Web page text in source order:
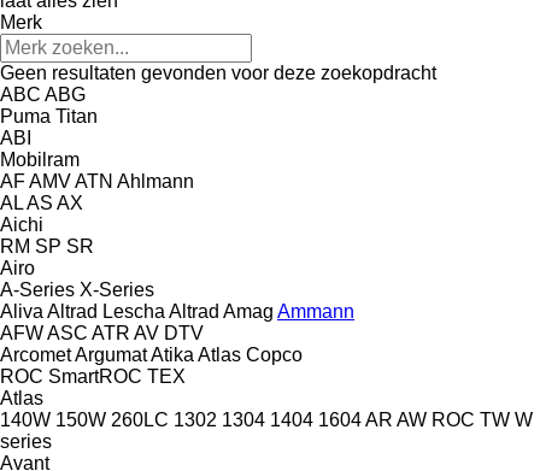
Merk
Geen resultaten gevonden voor deze zoekopdracht
ABC ABG
Puma Titan
ABI
Mobilram
AFAMVATN Ahlmann
ALAS AX
Aichi
RM SP SR
Airo
A-Series X-Series
Aliva Altrad Lescha Altrad Amag Ammann
AFWASC ATR AV DTV
ArcometArgumatAtika Atlas Copco
ROC SmartROC TEX
Atlas
140W 150W 260LC 1302 1304 1404 1604AR AW ROC TW W
series
Avant